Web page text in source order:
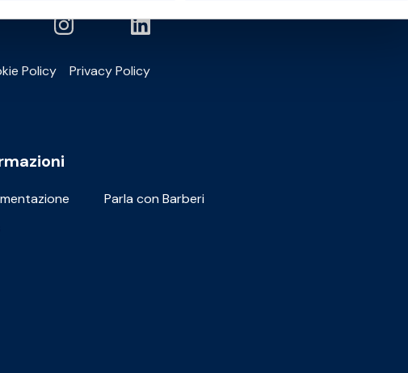
Policy Privacy Policy
Parla con Barberi